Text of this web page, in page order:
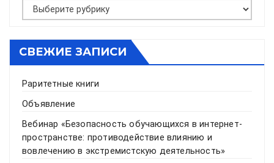
Рубрики
СВЕЖИЕ ЗАПИСИ
Раритетные книги
Объявление
Вебинар «Безопасность обучающихся в интернет-
пространстве: противодействие влиянию и
вовлечению в экстремистскую деятельность»